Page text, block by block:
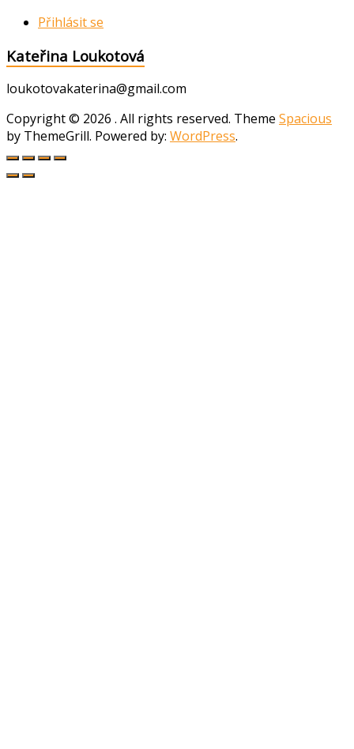
Přihlásit se
Kateřina Loukotová
loukotovakaterina@gmail.com
Copyright © 2026 . All rights reserved. Theme Spacious
by ThemeGrill. Powered by: WordPress.